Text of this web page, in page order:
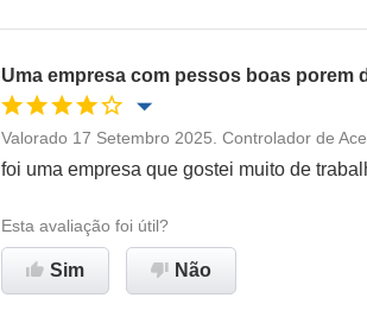
Uma empresa com pessos boas porem
Oportunidade de promoção
Ambiente de trabalho
Recomenda esta empresa
Valorado 17 Setembro 2025. Controlador de
foi uma empresa que gostei muito de
Esta avaliação foi útil?
Sim Não